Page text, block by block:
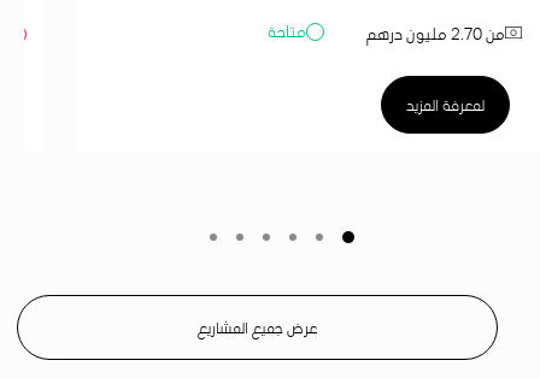
عرض جميع المشاريع
من 2.70 مليون درهم متاحة
لمعرفة المزيد